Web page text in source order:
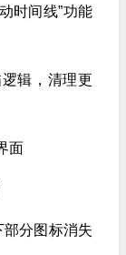
时间线”功能
辑，清理更
面
部分图标消失